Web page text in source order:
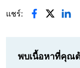
แชร์:
พบเนื้อหาที่คุณต้